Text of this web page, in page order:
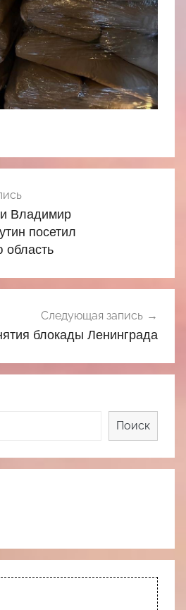
Владимир
посетил
область
Следующая запись
блокады Ленинграда
Поиск